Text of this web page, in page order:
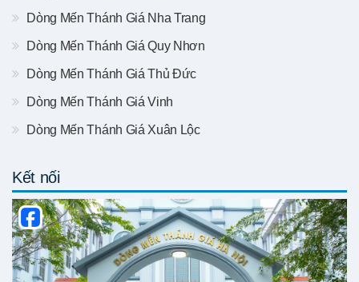
Dòng Mến Thánh Giá Nha Trang
Dòng Mến Thánh Giá Quy Nhơn
Dòng Mến Thánh Giá Thủ Đức
Dòng Mến Thánh Giá Vinh
Dòng Mến Thánh Giá Xuân Lộc
Kết nối